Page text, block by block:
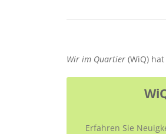
Wir im Quartier(WiQ)
Erfahren Sie